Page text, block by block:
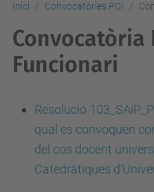
Inici Convocatòries PDI
Convocatòria
Funcionari
Resolució
qual es convoquen
del cos docent
Catedràtiques